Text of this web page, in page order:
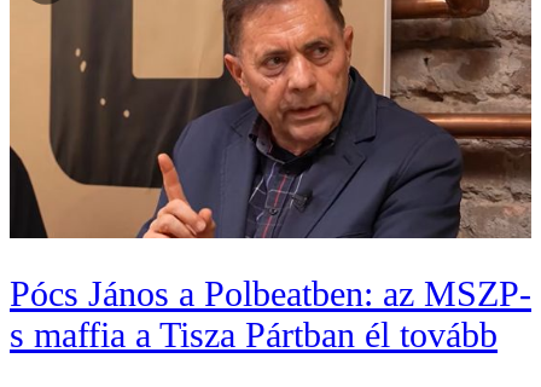
Pócs János a Polbeatben: az MSZP-
s maffia a Tisza Pártban él tovább